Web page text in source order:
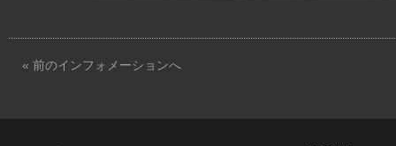
« 前のインフォメーションへ